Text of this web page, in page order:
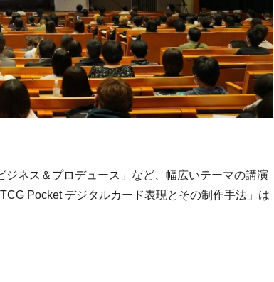
ネス＆プロデュース」など、幅広いテーマの講演
Pocket デジタルカード表現とその制作手法」は